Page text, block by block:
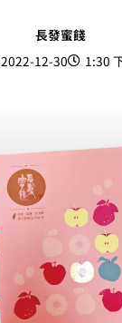
長發蜜餞
2022-12-30
1:30